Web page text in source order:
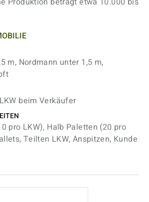
m, Nordmann unter 1,5 m,
beim Verkäufer
pro LKW), Halb Paletten (20 pro
Teilten LKW, Anspitzen, Kunde